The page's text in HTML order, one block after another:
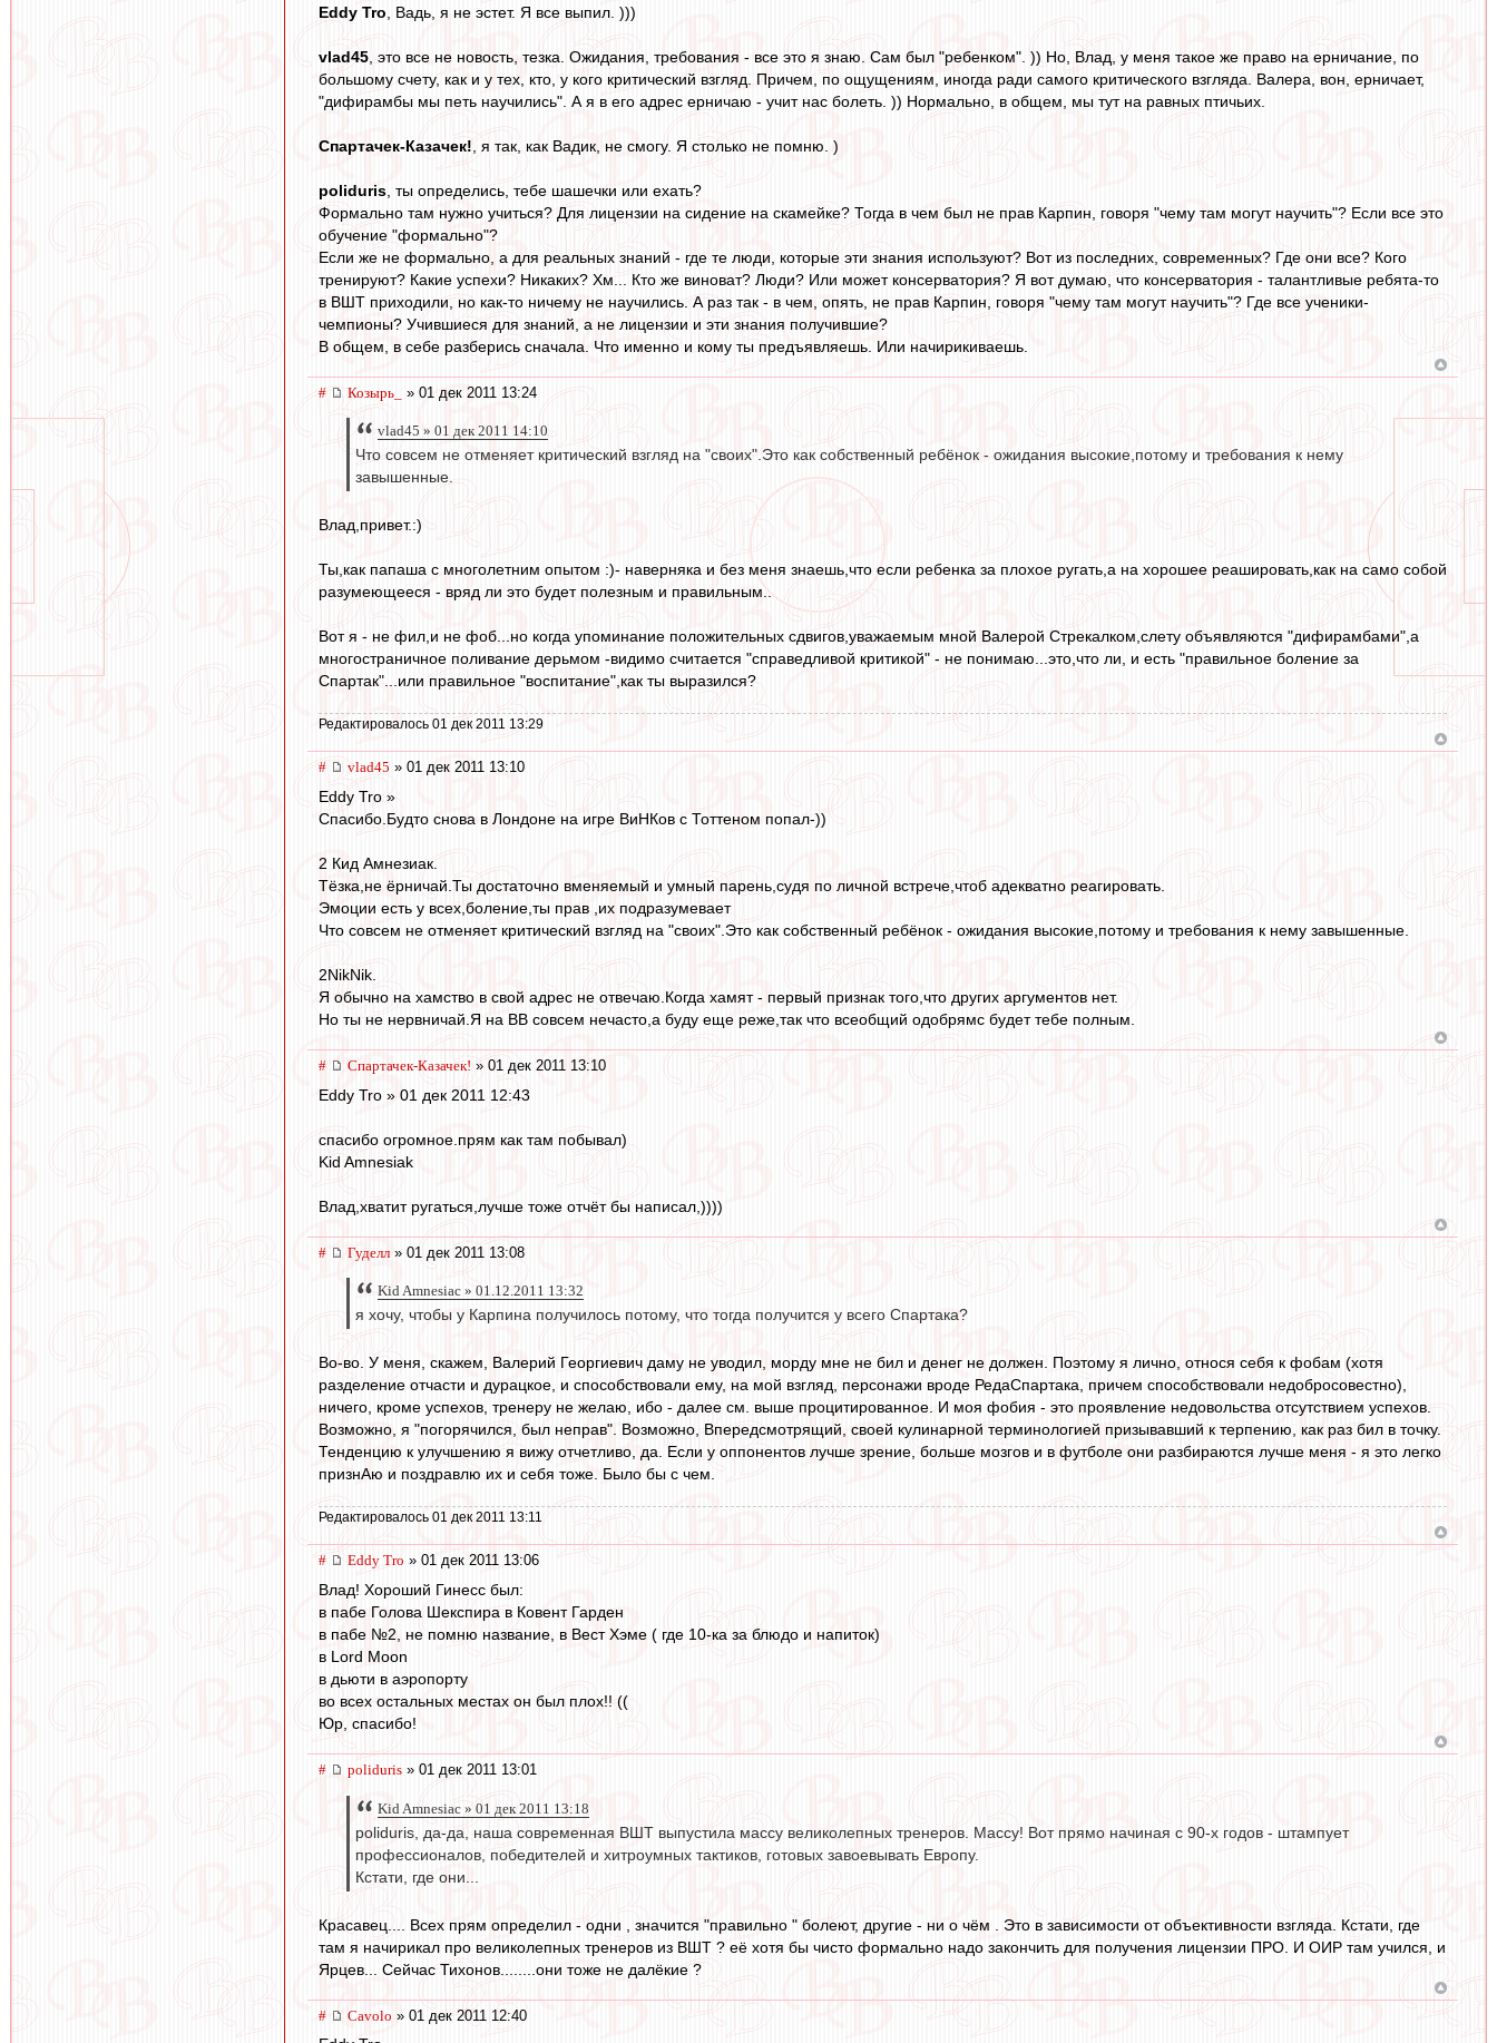
Eddy Tro , Вадь, я не эстет. Я все выпил. )))
vlad45 , это все не новость, тезка. Ожидания, требования - все это я знаю. Сам был "ребенком". )) Но, Влад, у меня такое же право на ерничание, по
большому счету, как и у тех, кто, у кого критический взгляд. Причем, по ощущениям, иногда ради самого критического взгляда. Валера, вон, ерничает,
"дифирамбы мы петь научились". А я в его адрес ерничаю - учит нас болеть. )) Нормально, в общем, мы тут на равных птичьих.
Спартачек-Казачек! , я так, как Вадик, не смогу. Я столько не помню. )
poliduris , ты определись, тебе шашечки или ехать?
Формально там нужно учиться? Для лицензии на сидение на скамейке? Тогда в чем был не прав Карпин, говоря "чему там могут научить"? Если все это
обучение "формально"?
Если же не формально, а для реальных знаний - где те люди, которые эти знания используют? Вот из последних, современных? Где они все? Кого
тренируют? Какие успехи? Никаких? Хм... Кто же виноват? Люди? Или может консерватория? Я вот думаю, что консерватория - талантливые ребята-то
в ВШТ приходили, но как-то ничему не научились. А раз так - в чем, опять, не прав Карпин, говоря "чему там могут научить"? Где все ученики-
чемпионы? Учившиеся для знаний, а не лицензии и эти знания получившие?
В общем, в себе разберись сначала. Что именно и кому ты предъявляешь. Или начирикиваешь.
# Козырь_ » 01 дек 2011 13:24
vlad45 » 01 дек 2011 14:10
Что совсем не отменяет критический взгляд на "своих".Это как собственный ребёнок - ожидания высокие,потому и требования к нему
завышенные.
Влад,привет.:)
Ты,как папаша с многолетним опытом :)- наверняка и без меня знаешь,что если ребенка за плохое ругать,а на хорошее реашировать,как на само собой
разумеющееся - вряд ли это будет полезным и правильным..
Вот я - не фил,и не фоб...но когда упоминание положительных сдвигов,уважаемым мной Валерой Стрекалком,слету объявляются "дифирамбами",а
многостраничное поливание дерьмом -видимо считается "справедливой критикой" - не понимаю...это,что ли, и есть "правильное боление за
Спартак"...или правильное "воспитание",как ты выразился?
Редактировалось 01 дек 2011 13:29
# vlad45 » 01 дек 2011 13:10
Eddy Tro »
Спасибо.Будто снова в Лондоне на игре ВиНКов с Тоттеном попал-))
2 Кид Амнезиак.
Тёзка,не ёрничай.Ты достаточно вменяемый и умный парень,судя по личной встрече,чтоб адекватно реагировать.
Эмоции есть у всех,боление,ты прав ,их подразумевает
Что совсем не отменяет критический взгляд на "своих".Это как собственный ребёнок - ожидания высокие,потому и требования к нему завышенные.
2NikNik.
Я обычно на хамство в свой адрес не отвечаю.Когда хамят - первый признак того,что других аргументов нет.
Но ты не нервничай.Я на ВВ совсем нечасто,а буду еще реже,так что всеобщий одобрямс будет тебе полным.
# Спартачек-Казачек! » 01 дек 2011 13:10
Eddy Tro » 01 дек 2011 12:43
спасибо огромное.прям как там побывал)
Kid Amnesiak
Влад,хватит ругаться,лучше тоже отчёт бы написал,))))
# Гуделл » 01 дек 2011 13:08
Kid Amnesiac » 01.12.2011 13:32
я хочу, чтобы у Карпина получилось потому, что тогда получится у всего Спартака?
Во-во. У меня, скажем, Валерий Георгиевич даму не уводил, морду мне не бил и денег не должен. Поэтому я лично, относя себя к фобам (хотя
разделение отчасти и дурацкое, и способствовали ему, на мой взгляд, персонажи вроде РедаСпартака, причем способствовали недобросовестно),
ничего, кроме успехов, тренеру не желаю, ибо - далее см. выше процитированное. И моя фобия - это проявление недовольства отсутствием успехов.
Возможно, я "погорячился, был неправ". Возможно, Впередсмотрящий, своей кулинарной терминологией призывавший к терпению, как раз бил в точку.
Тенденцию к улучшению я вижу отчетливо, да. Если у оппонентов лучше зрение, больше мозгов и в футболе они разбираются лучше меня - я это легко
признАю и поздравлю их и себя тоже. Было бы с чем.
Редактировалось 01 дек 2011 13:11
# Eddy Tro » 01 дек 2011 13:06
Влад! Хороший Гинесс был:
в пабе Голова Шекспира в Ковент Гарден
в пабе №2, не помню название, в Вест Хэме ( где 10-ка за блюдо и напиток)
в Lord Moon
в дьюти в аэропорту
во всех остальных местах он был плох!! ((
Юр, спасибо!
# poliduris » 01 дек 2011 13:01
Kid Amnesiac » 01 дек 2011 13:18
poliduris, да-да, наша современная ВШТ выпустила массу великолепных тренеров. Массу! Вот прямо начиная с 90-х годов - штампует
профессионалов, победителей и хитроумных тактиков, готовых завоевывать Европу.
Кстати, где они...
Красавец.... Всех прям определил - одни , значится "правильно " болеют, другие - ни о чём . Это в зависимости от объективности взгляда. Кстати, где
там я начирикал про великолепных тренеров из ВШТ ? её хотя бы чисто формально надо закончить для получения лицензии ПРО. И ОИР там учился, и
Ярцев... Сейчас Тихонов........они тоже не далёкие ?
# Cavolo » 01 дек 2011 12:40